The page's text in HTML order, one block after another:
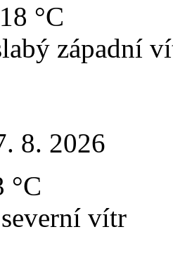
18 °C
západní
8. 2026
°C
vítr